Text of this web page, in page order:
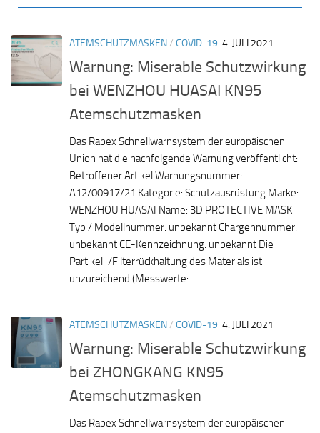
ATEMSCHUTZMASKEN/ COVID-19 4. JULI 2021
Warnung: Miserable Schutzwirkung
bei WENZHOU HUASAI KN95
Atemschutzmasken
Das Rapex Schnellwarnsystem der europäischen
Union hat die nachfolgende Warnung veröffentlicht:
Betroffener Artikel Warnungsnummer:
A12/00917/21 Kategorie: Schutzausrüstung Marke:
WENZHOU HUASAI Name: 3D PROTECTIVE MASK
Typ / Modellnummer: unbekannt Chargennummer:
unbekannt CE-Kennzeichnung: unbekannt Die
Partikel-/Filterrückhaltung des Materials ist
unzureichend (Messwerte:...
ATEMSCHUTZMASKEN/ COVID-19 4. JULI 2021
Warnung: Miserable Schutzwirkung
bei ZHONGKANG KN95
Atemschutzmasken
Das Rapex Schnellwarnsystem der europäischen